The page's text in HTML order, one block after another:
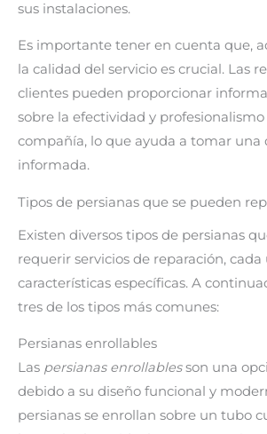
sus instalaciones.
Es importante tener en cuenta que,
la calidad del servicio es crucial. Las
clientes pueden proporcionar
sobre la efectividad y profesionalismo
compañía, lo que ayuda a tomar una
informada.
Tipos de persianas que se pueden
Existen diversos tipos de persianas
requerir servicios de reparación, cada
características específicas. A
tres de los tipos más comunes:
Persianas enrollables
Las persianas enrollablesson una
debido a su diseño funcional y
persianas se enrollan sobre un tubo